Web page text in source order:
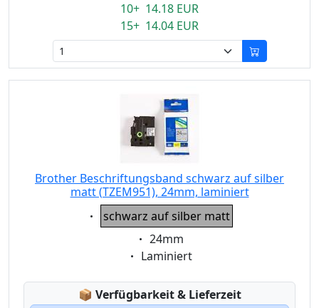
10+ 14.18 EUR
15+ 14.04 EUR
Brother Beschriftungsband schwarz auf silber
matt (TZEM951), 24mm, laminiert
Eigenschaft:
schwarz auf silber matt
Eigenschaft:
24mm
Eigenschaft:
Laminiert
📦 Lagerstatus:
Verfügbarkeit & Lieferzeit